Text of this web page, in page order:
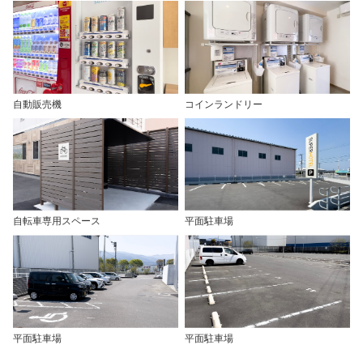
自動販売機 コインランドリー
自転車専用スペース 平面駐車場
平面駐車場 平面駐車場